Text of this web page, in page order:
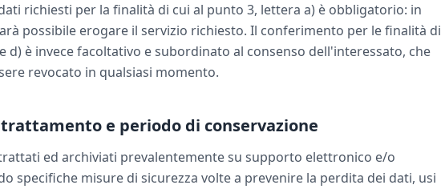
richiesti per la finalità di cui al punto 3, lettera a) è obbligatorio: in
possibile erogare il servizio richiesto. Il conferimento per le finalità di
d) è invece facoltativo e subordinato al consenso dell'interessato, che
revocato in qualsiasi momento.
e periodo di conservazione
ed archiviati prevalentemente su supporto elettronico e/o
specifiche misure di sicurezza volte a prevenire la perdita dei dati, usi